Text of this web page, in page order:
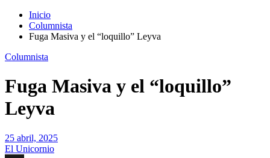
Inicio
Columnista
Fuga Masiva y el “loquillo” Leyva
Columnista
Fuga Masiva y el “loquillo”
Leyva
25 abril, 2025
El Unicornio